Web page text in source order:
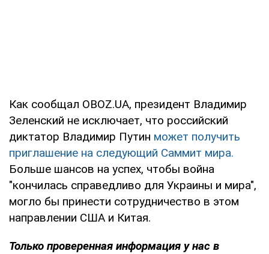
Как сообщал OBOZ.UA, президент Владимир
Зеленский не исключает, что российский
диктатор Владимир Путин может получить
приглашение на следующий Саммит мира.
Больше шансов на успех, чтобы война
"кончилась справедливо для Украины и мира",
могло бы принести сотрудничество в этом
направлении США и Китая.
Только проверенная информация у нас в